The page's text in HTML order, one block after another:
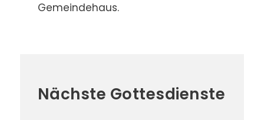
Gemeindehaus.
Nächste Gottesdienste